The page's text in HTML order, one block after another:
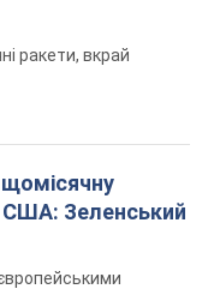
ракети, вкрай
США: Зеленський